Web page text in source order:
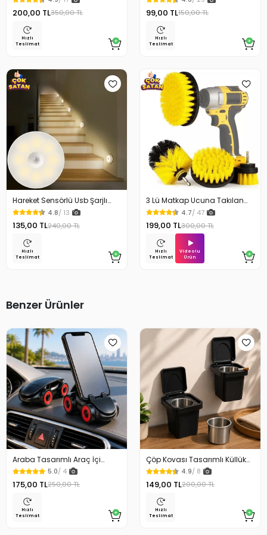
200,00 TL350,00 TL
Hızlı
Teslimat
99,00 TL150,00 TL
Hızlı
Teslimat
Hareket Sensörlü Usb Şarjlı
Beyaz Led Işık Lamba
4.8/ 13
135,00 TL240,00 TL
Hızlı
Teslimat
3 Lü Matkap Ucuna Takılan
Temizlik Fırça Seti
4.7/ 47
199,00 TL300,00 TL
Hızlı
Teslimat
Videolu
Ürün
Benzer Ürünler
Araba Tasarımlı Araç İçi
Telefon Tutucu 360 Dönebilen
Ayarlı
5.0/ 4
175,00 TL250,00 TL
Hızlı
Teslimat
Çöp Kovası Tasarımlı Küllük
Duvar Masaüstü ve Araç İçin
Uygun Kullanım
4.9/ 8
149,00 TL200,00 TL
Hızlı
Teslimat